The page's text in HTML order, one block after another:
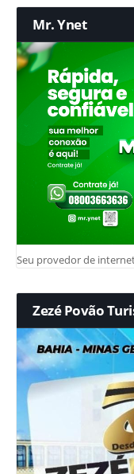
Mr. Ynet
Seu provedor de
Zezé Povão